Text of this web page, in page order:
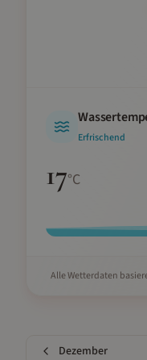
Erfrischend
17°C
Alle Wetterdaten
Dezember